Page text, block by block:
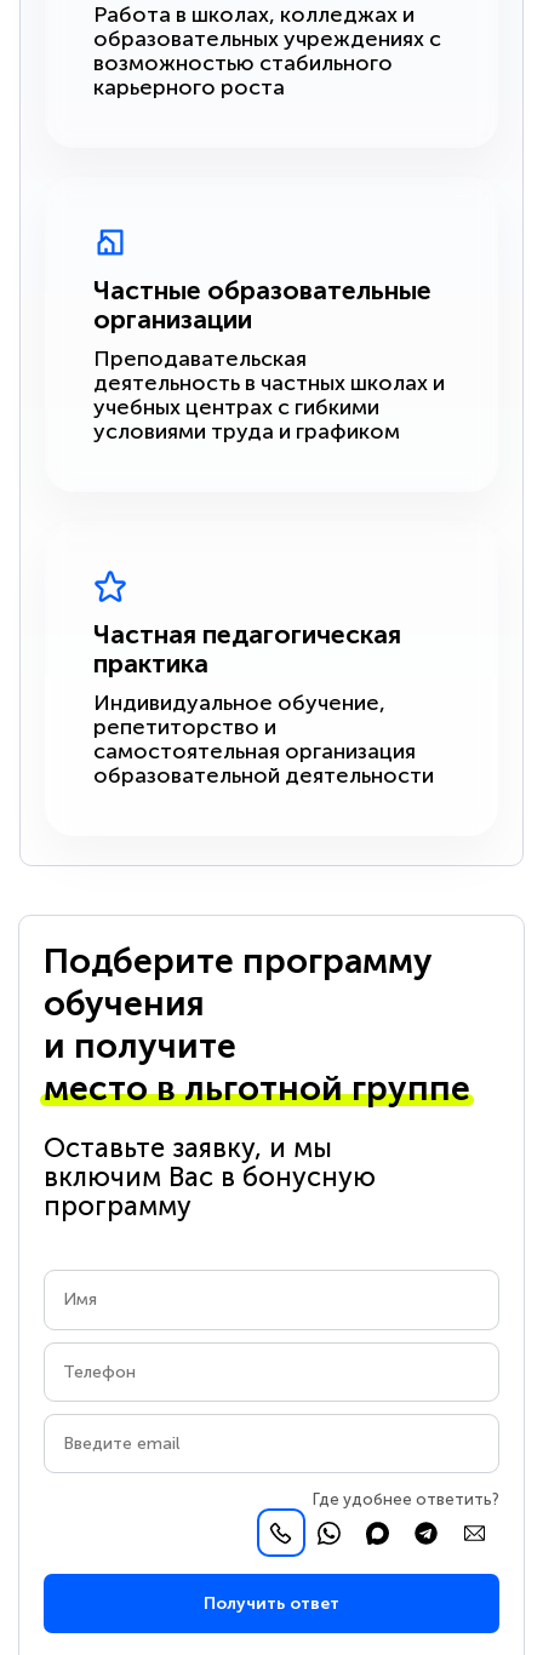
Работа в школах, колледжах и
образовательных учреждениях с
возможностью стабильного
карьерного роста
Частные образовательные
организации
Преподавательская
деятельность в частных школах и
учебных центрах с гибкими
условиями труда и графиком
Частная педагогическая
практика
Индивидуальное обучение,
репетиторство и
самостоятельная организация
образовательной деятельности
Подберите программу
обучения
и получите
место в льготной группе
Оставьте заявку, и мы
включим Вас в бонусную
программу
Где удобнее ответить?
Получить ответ